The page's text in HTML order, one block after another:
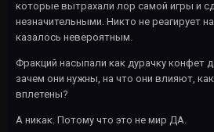
которые вытрахали лор самой игры и
незначительными. Никто не реагирует
казалось невероятным.
Фракций насыпали как дурачку конфет
зачем они нужны, на что они влияют,
вплетены?
А никак. Потому что это не мир ДА.